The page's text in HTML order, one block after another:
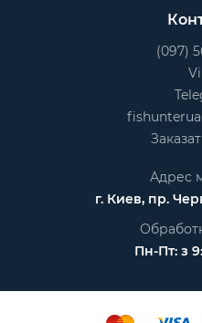
(097)
Адрес
г. Киев, пр.
Пн-Пт: з